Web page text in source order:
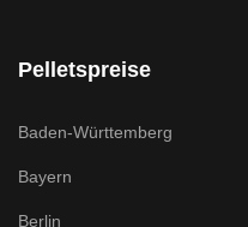
Pelletspreise
Baden-Württemberg
Bayern
Berlin